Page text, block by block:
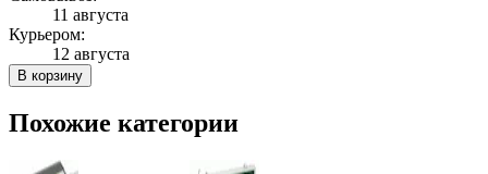
11 августа
Курьером:
12 августа
В корзину
Похожие категории